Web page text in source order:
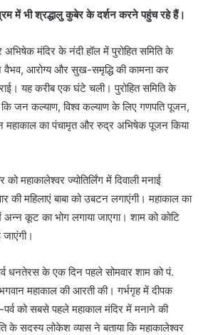
में भी श्रद्धालु कुबेर के दर्शन करने पहुंच रहे हैं।
मंदिर के नंदी हॉल में पुरोहित समिति के
वैभव, आरोग्य और सुख-समृद्धि की कामना कर
यह करीब एक घंटे चली। पुरोहित समिति के
जन कल्याण, विश्व कल्याण के लिए गणपति पूजन,
महाकाल का पंचामृत और रुद्र अभिषेक पूजन किया
ज्योतिर्लिंग में दिवाली मनाई
की महिलाएं बाबा को उबटन लगाएंगी। महाकाल का
अन्न कूट का भोग लगाया जाएगा। शाम को कोटि
धनतेरस के एक दिन पहले सोमवार शाम को पं.
महाकाल की आरती की। गर्भगृह में दीपक
को सबसे पहले महाकाल मंदिर में मनाने की
के सदस्य लोकेश व्यास ने बताया कि महाकालेश्वर